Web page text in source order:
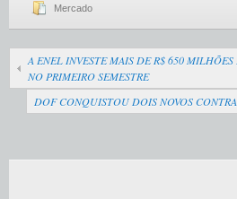
Mercado
A ENEL INVESTE MAIS DE R$ 650
NO PRIMEIRO SEMESTRE
DOF CONQUISTOU DOIS NOVOS